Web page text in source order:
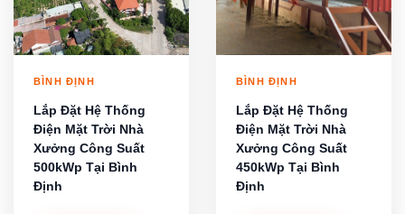
BÌNH ĐỊNH
Lắp Đặt Hệ Thống
Điện Mặt Trời Nhà
Xưởng Công Suất
500kWp Tại Bình
Định
BÌNH ĐỊNH
Lắp Đặt Hệ Thống
Điện Mặt Trời Nhà
Xưởng Công Suất
450kWp Tại Bình
Định